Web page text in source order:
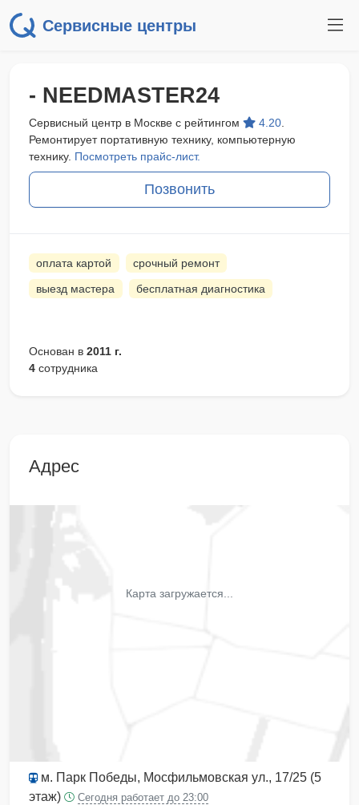
Сервисные центры
- NEEDMASTER24
Сервисный центр в Москве с рейтингом 4.20
Ремонтирует портативную технику, компьютерную
технику. Посмотреть прайс-лист.
Позвонить
оплата картой срочный ремонт
выезд мастера бесплатная диагностика
Основан в 2011 г.
4 сотрудника
Адрес
Карта загружается...
м. Парк Победы, Мосфильмовская ул., 17/25 (5
этаж)
Сегодня работает до 23:00